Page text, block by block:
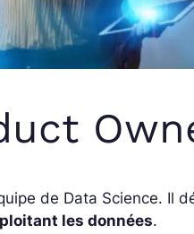
de Data Science. Il
les données.